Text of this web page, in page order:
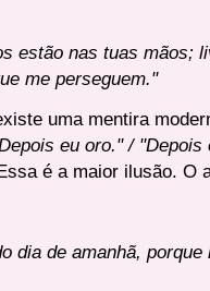
estão nas tuas mãos;
me perseguem."
uma mentira
eu oro." /
é a maior ilusão. O
dia de amanhã,